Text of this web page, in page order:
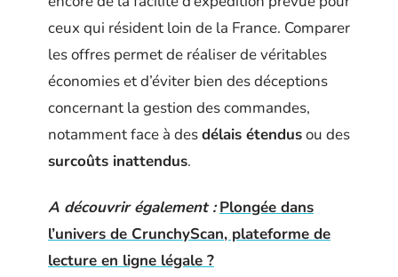
ceux qui résident loin de la France. Comparer
les offres permet de réaliser de véritables
économies et d’éviter bien des déceptions
concernant la gestion des commandes,
notamment face à desdélais étendusou des
surcoûts inattendus.
A découvrir également : Plongée dans
l’univers de CrunchyScan, plateforme de
lecture en ligne légale ?